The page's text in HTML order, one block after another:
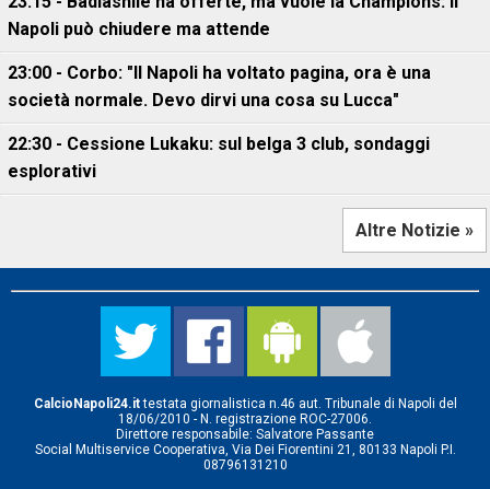
Napoli può chiudere ma attende
23:00 - Corbo: "Il Napoli ha voltato pagina, ora è una
società normale. Devo dirvi una cosa su Lucca"
22:30 - Cessione Lukaku: sul belga 3 club, sondaggi
esplorativi
Altre Notizie »
CalcioNapoli24.ittestata giornalistica n.46 aut. Tribunale di Napoli del
18/06/2010 - N. registrazione ROC-27006.
Direttore responsabile: Salvatore Passante
Social Multiservice Cooperativa, Via Dei Fiorentini 21, 80133 Napoli P.I.
08796131210